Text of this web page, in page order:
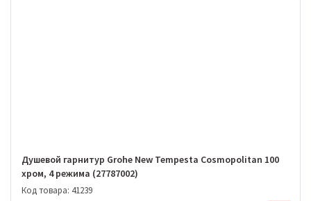
Душевой гарнитур Grohe New Tempesta Cosmopolitan 100
хром, 4 режима (27787002)
Код товара: 41239